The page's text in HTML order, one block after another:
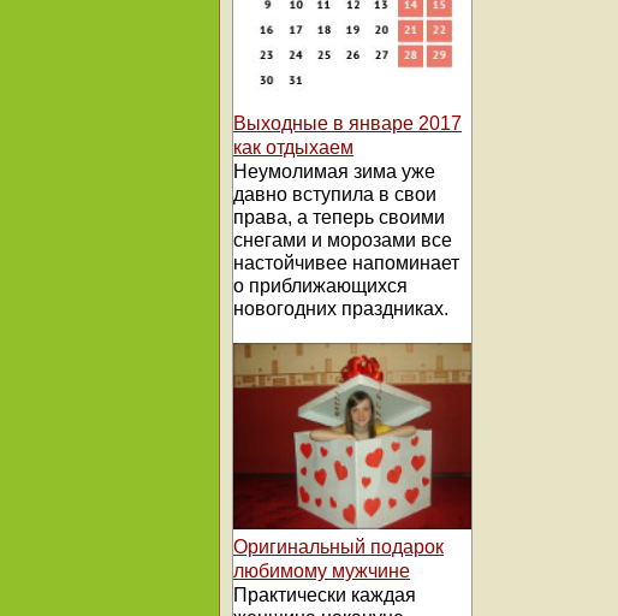
Выходные в январе 2017
как отдыхаем
Неумолимая зима уже
давно вступила в свои
права, а теперь своими
снегами и морозами все
настойчивее напоминает
о приближающихся
новогодних праздниках.
Оригинальный подарок
любимому мужчине
Практически каждая